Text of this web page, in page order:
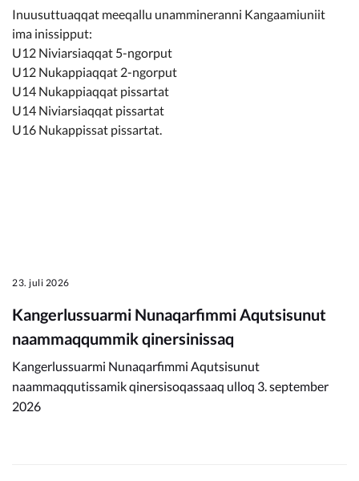
Inuusuttuaqqat meeqallu unammineranni Kangaamiuniit
ima inissipput:
U12 Niviarsiaqqat 5-ngorput
U12 Nukappiaqqat 2-ngorput
U14 Nukappiaqqat pissartat
U14 Niviarsiaqqat pissartat
U16 Nukappissat pissartat.
23. juli 2026
Kangerlussuarmi Nunaqarfimmi Aqutsisunut
naammaqqummik qinersinissaq
Kangerlussuarmi Nunaqarfimmi Aqutsisunut
naammaqqutissamik qinersisoqassaaq ulloq 3. september
2026